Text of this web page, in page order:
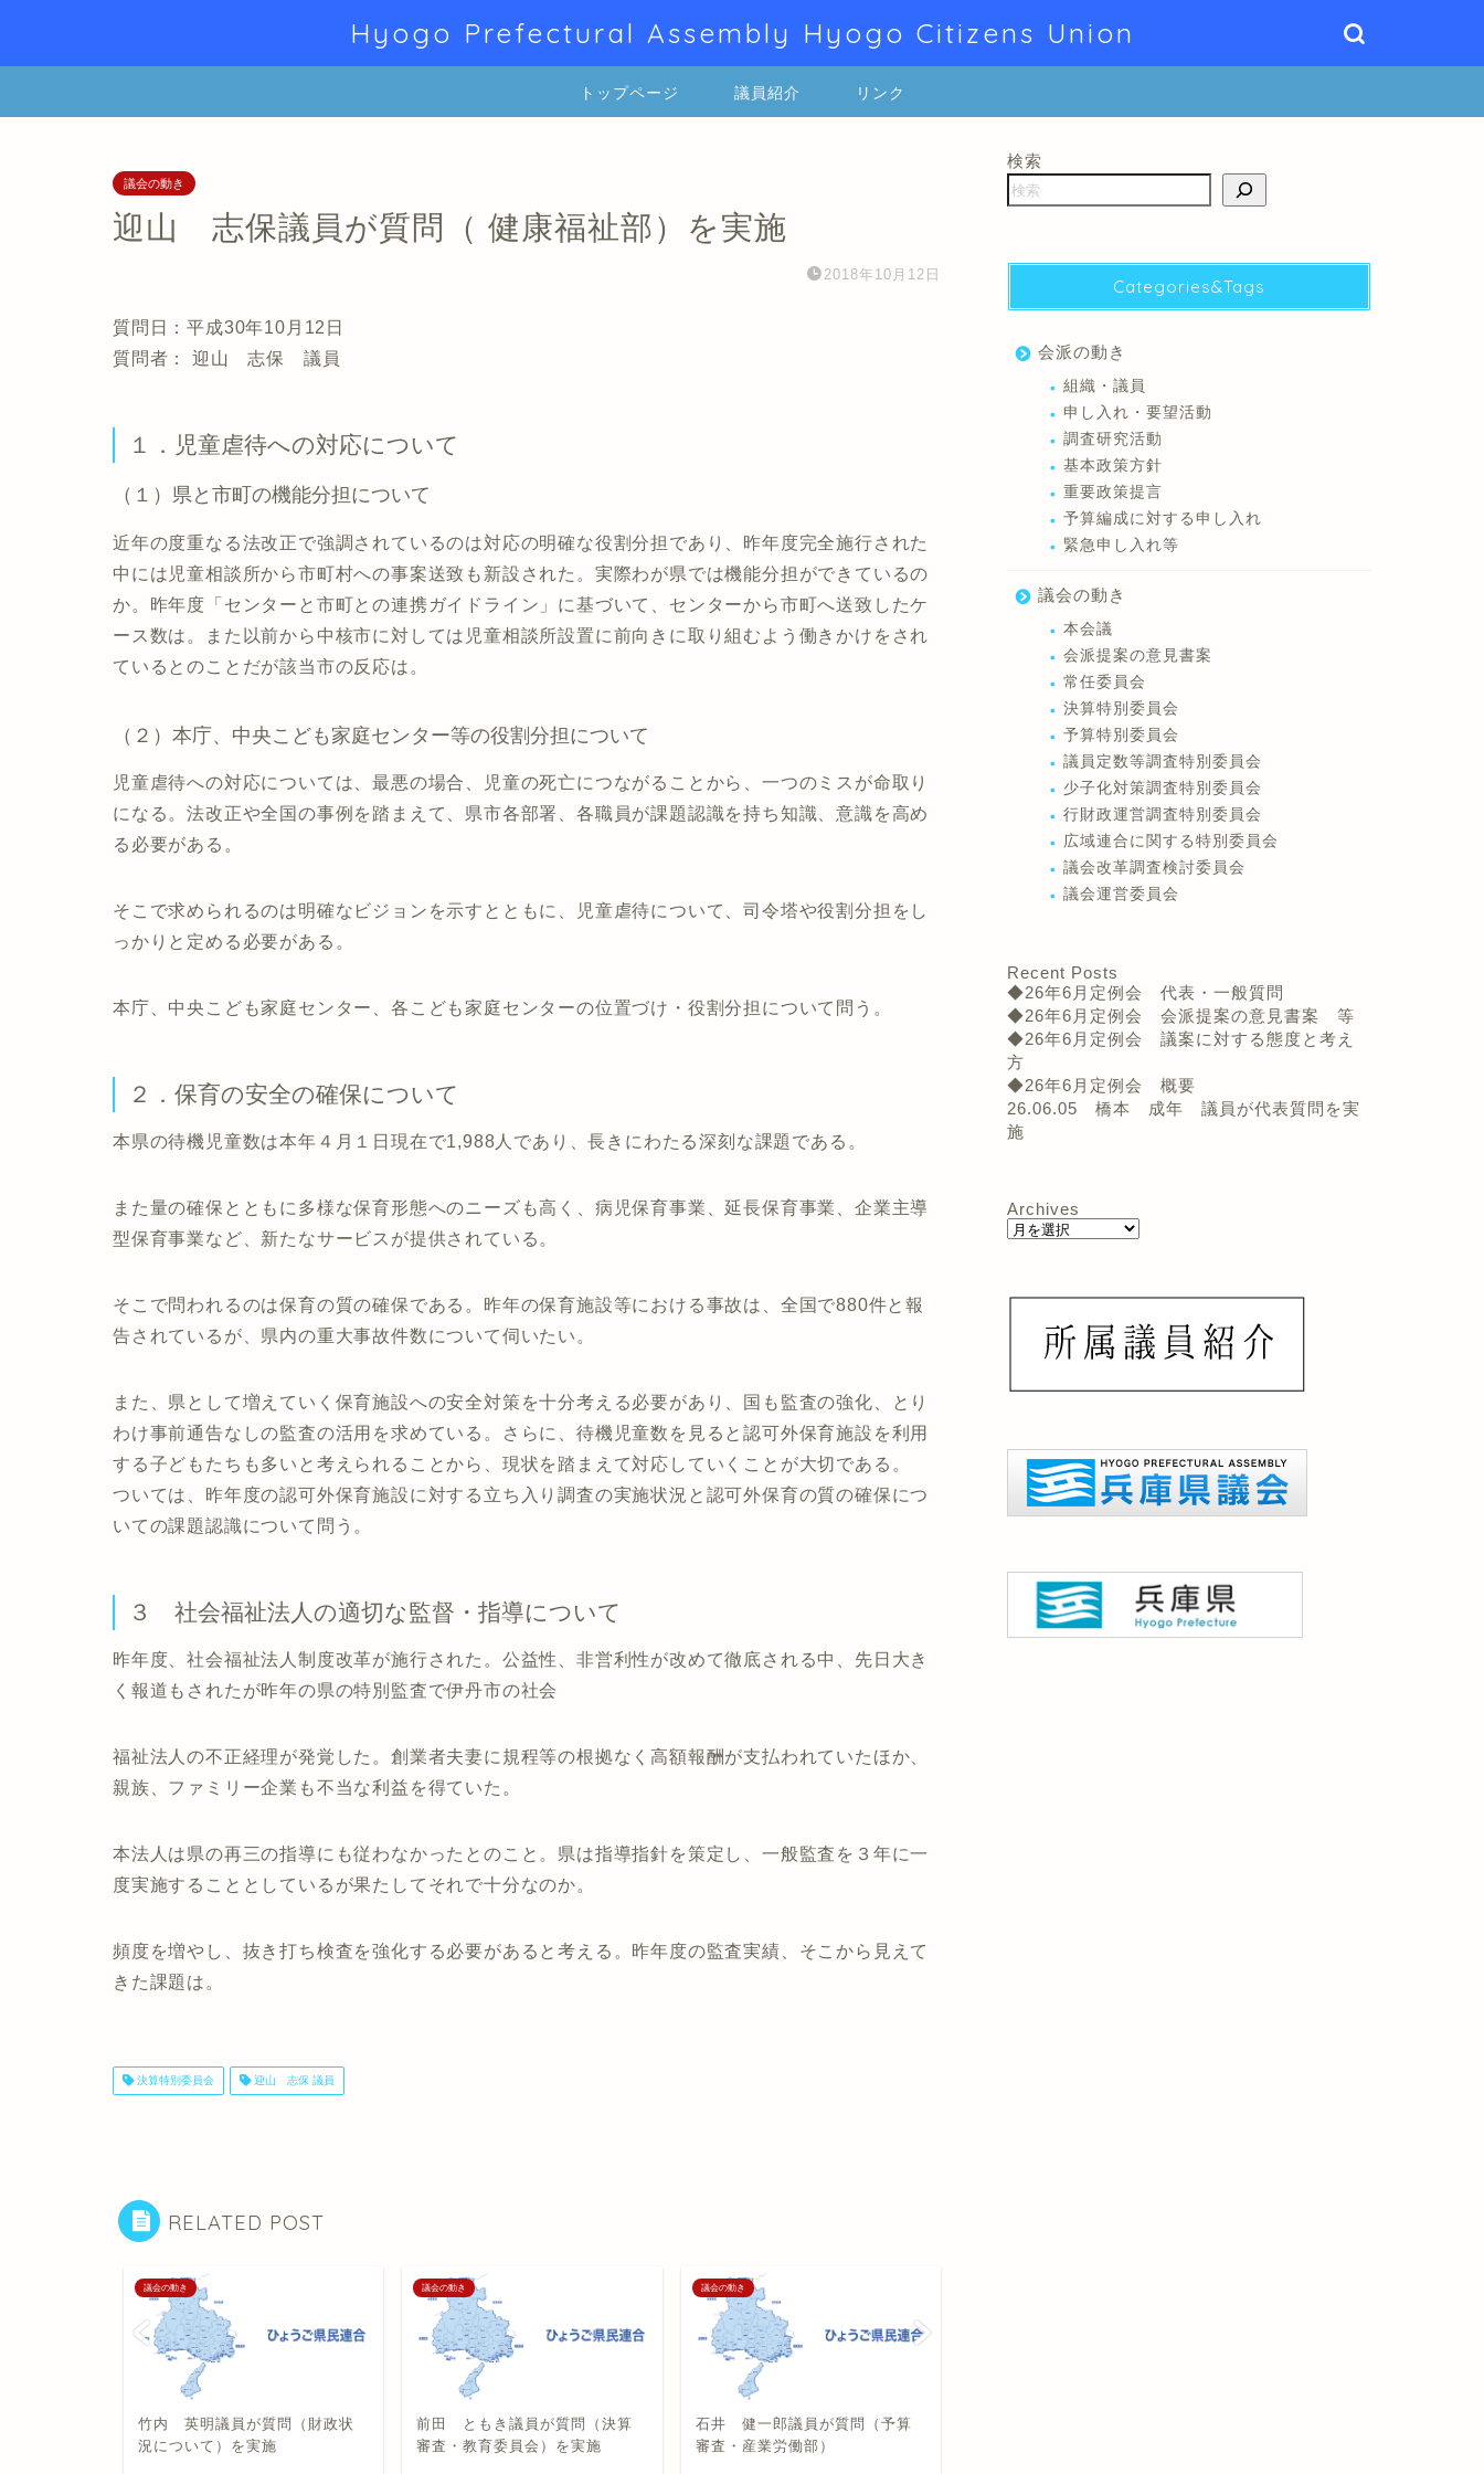
Hyogo Prefectural Assembly Hyogo Citizens Union
トップページ 議員紹介 リンク
議会の動き
迎山 志保議員が質問（ 健康福祉部）を実施
2018年10月12日
質問日：平成30年10月12日
質問者： 迎山 志保 議員
１．児童虐待への対応について
（１）県と市町の機能分担について
近年の度重なる法改正で強調されているのは対応の明確な役割分担であり、昨年度完全施行された
中には児童相談所から市町村への事案送致も新設された。実際わが県では機能分担ができているの
か。昨年度「センターと市町との連携ガイドライン」に基づいて、センターから市町へ送致したケ
ース数は。また以前から中核市に対しては児童相談所設置に前向きに取り組むよう働きかけをされ
ているとのことだが該当市の反応は。
（２）本庁、中央こども家庭センター等の役割分担について
児童虐待への対応については、最悪の場合、児童の死亡につながることから、一つのミスが命取り
になる。法改正や全国の事例を踏まえて、県市各部署、各職員が課題認識を持ち知識、意識を高め
る必要がある。
そこで求められるのは明確なビジョンを示すとともに、児童虐待について、司令塔や役割分担をし
っかりと定める必要がある。
本庁、中央こども家庭センター、各こども家庭センターの位置づけ・役割分担について問う。
２．保育の安全の確保について
本県の待機児童数は本年４月１日現在で1,988人であり、長きにわたる深刻な課題である。
また量の確保とともに多様な保育形態へのニーズも高く、病児保育事業、延長保育事業、企業主導
型保育事業など、新たなサービスが提供されている。
そこで問われるのは保育の質の確保である。昨年の保育施設等における事故は、全国で880件と報
告されているが、県内の重大事故件数について伺いたい。
また、県として増えていく保育施設への安全対策を十分考える必要があり、国も監査の強化、とり
わけ事前通告なしの監査の活用を求めている。さらに、待機児童数を見ると認可外保育施設を利用
する子どもたちも多いと考えられることから、現状を踏まえて対応していくことが大切である。
ついては、昨年度の認可外保育施設に対する立ち入り調査の実施状況と認可外保育の質の確保につ
いての課題認識について問う。
３ 社会福祉法人の適切な監督・指導について
昨年度、社会福祉法人制度改革が施行された。公益性、非営利性が改めて徹底される中、先日大き
く報道もされたが昨年の県の特別監査で伊丹市の社会
福祉法人の不正経理が発覚した。創業者夫妻に規程等の根拠なく高額報酬が支払われていたほか、
親族、ファミリー企業も不当な利益を得ていた。
本法人は県の再三の指導にも従わなかったとのこと。県は指導指針を策定し、一般監査を３年に一
度実施することとしているが果たしてそれで十分なのか。
頻度を増やし、抜き打ち検査を強化する必要があると考える。昨年度の監査実績、そこから見えて
きた課題は。
決算特別委員会 迎山 志保 議員
RELATED POST
議会の動き
竹内 英明議員が質問（財政状
況について）を実施
議会の動き
前田 ともき議員が質問（決算
審査・教育委員会）を実施
議会の動き
石井 健一郎議員が質問（予算
審査・産業労働部）
検索
Categories&Tags
会派の動き
組織・議員
申し入れ・要望活動
調査研究活動
基本政策方針
重要政策提言
予算編成に対する申し入れ
緊急申し入れ等
議会の動き
本会議
会派提案の意見書案
常任委員会
決算特別委員会
予算特別委員会
議員定数等調査特別委員会
少子化対策調査特別委員会
行財政運営調査特別委員会
広域連合に関する特別委員会
議会改革調査検討委員会
議会運営委員会
Recent Posts
◆26年6月定例会 代表・一般質問
◆26年6月定例会 会派提案の意見書案 等
◆26年6月定例会 議案に対する態度と考え
方
◆26年6月定例会 概要
26.06.05 橋本 成年 議員が代表質問を実
施
Archives